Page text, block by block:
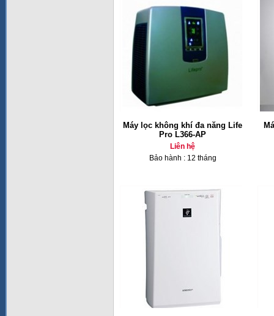
Máy lọc không khí đa năng Life
Pro L366-AP
Liên hệ
Bảo hành : 12 tháng